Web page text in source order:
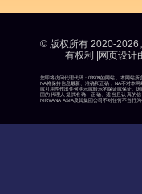
© 版权所有 2020-2026
有权利 |网页设计
您即将访问代理代码：03909的网站。本网站所
NA将保持信息最新、准确和正确，NA不对本
或可用性作出任何明示或暗示的保证或保证。
团的代理人提供准确、正确、适当且认真的
NIRVANA ASIA及其集团公司不对任何不当行为